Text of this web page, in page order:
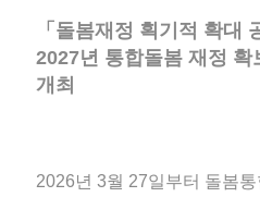
「돌봄재정 획기적 확대
2027년 통합돌봄 재정 확
개최
2026년 3월 27일부터 돌봄